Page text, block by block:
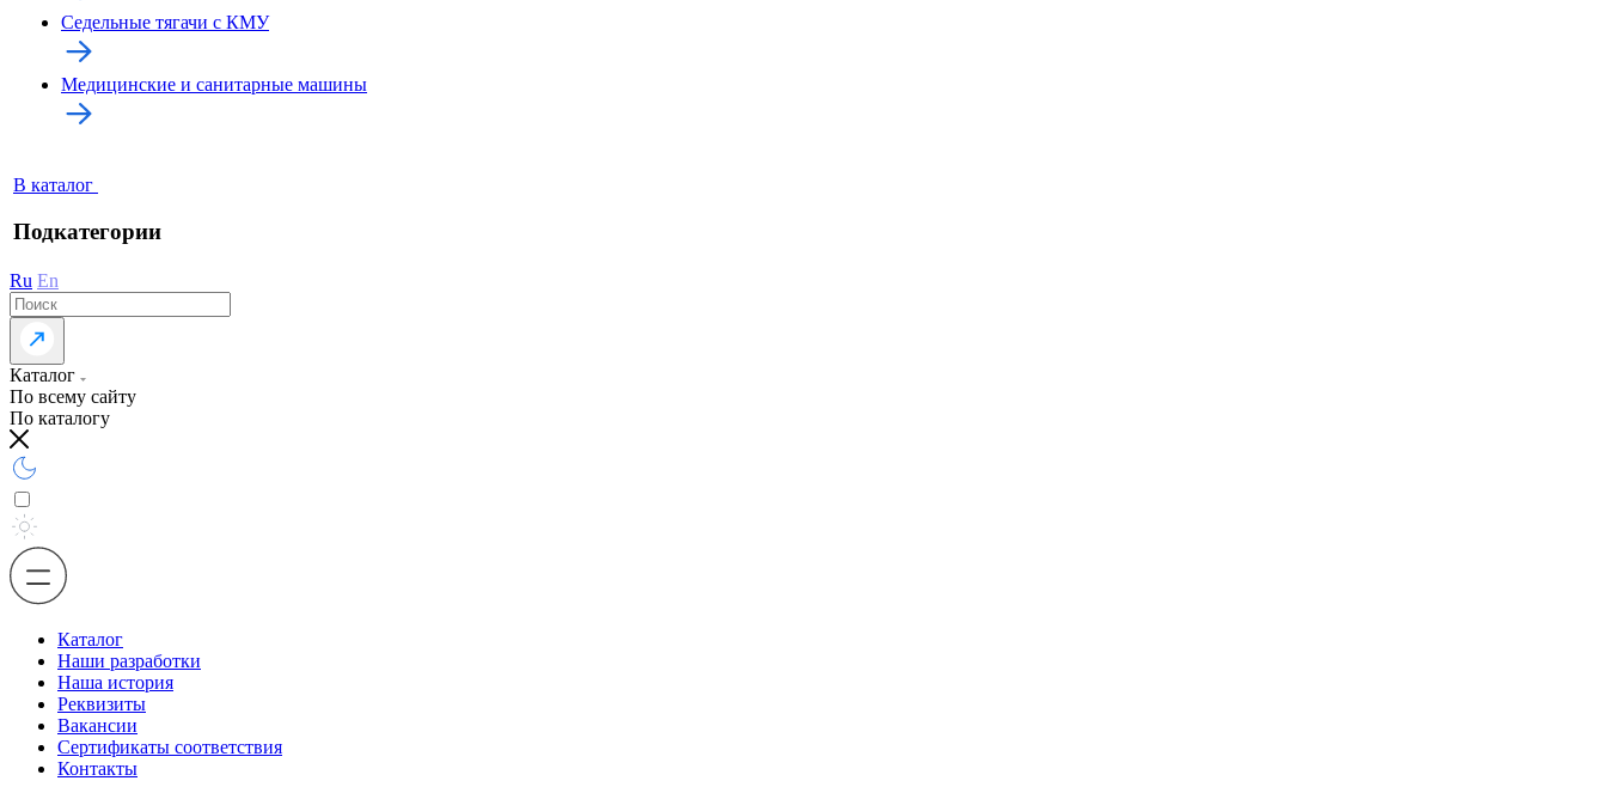
Седельные тягачи с КМУ
Медицинские и санитарные машины
В каталог
Подкатегории
Ru En
Каталог
По всему сайту
По каталогу
Каталог
Наши разработки
Наша история
Реквизиты
Вакансии
Сертификаты соответствия
Контакты